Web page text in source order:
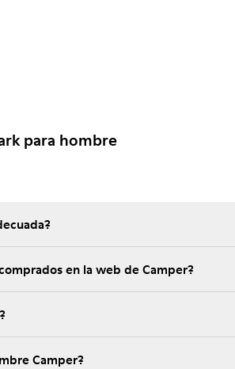
para hombre
en la web de Camper?
Camper?